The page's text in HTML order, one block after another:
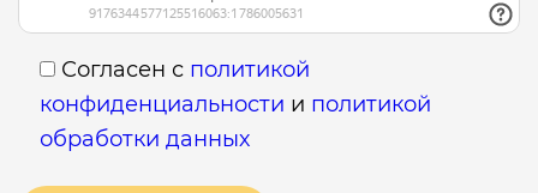
Согласен с политикой
конфиденциальности и политикой
обработки данных